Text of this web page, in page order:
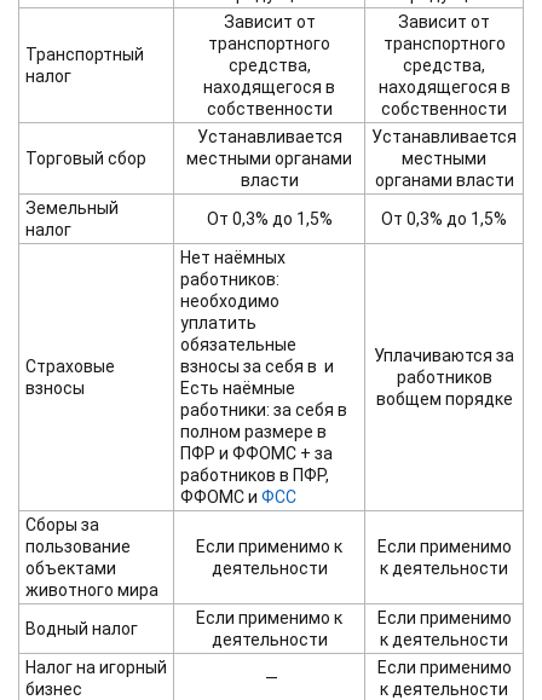
Транспортный
налог
Зависит от
транспортного
средства,
находящегося в
собственности
Зависит от
транспортного
средства,
находящегося в
собственности
Торговый сбор
Устанавливается
местными органами
власти
Устанавливается
местными
органами власти
Земельный
налог
От 0,3% до 1,5% От 0,3% до 1,5%
Страховые
взносы
Нет наёмных
работников:
необходимо
уплатить
обязательные
взносы за себя в и
Есть наёмные
работники: за себя в
полном размере в
ПФР и ФФОМС + за
работников в ПФР,
ФФОМС и ФСС
Уплачиваются за
работников
вобщем порядке
Сборы за
пользование
объектами
животного мира
Если применимо к
деятельности
Если применимо
к деятельности
Водный налог
Если применимо к
деятельности
Если применимо
к деятельности
Налог на игорный
бизнес
—
Если применимо
к деятельности